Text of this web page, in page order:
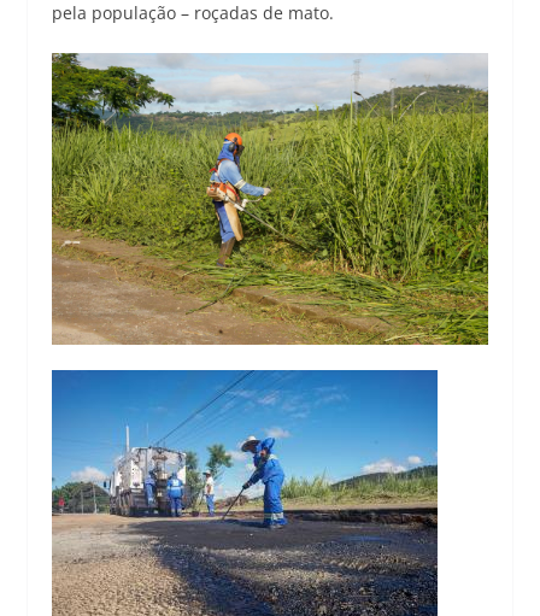
pela população – roçadas de mato.